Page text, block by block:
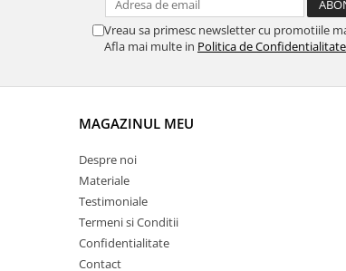
Vreau sa primesc newsletter cu promotiile
Afla mai multe in Politica de Confidentialitate
MAGAZINUL MEU
Despre noi
Materiale
Testimoniale
Termeni si Conditii
Confidentialitate
Contact